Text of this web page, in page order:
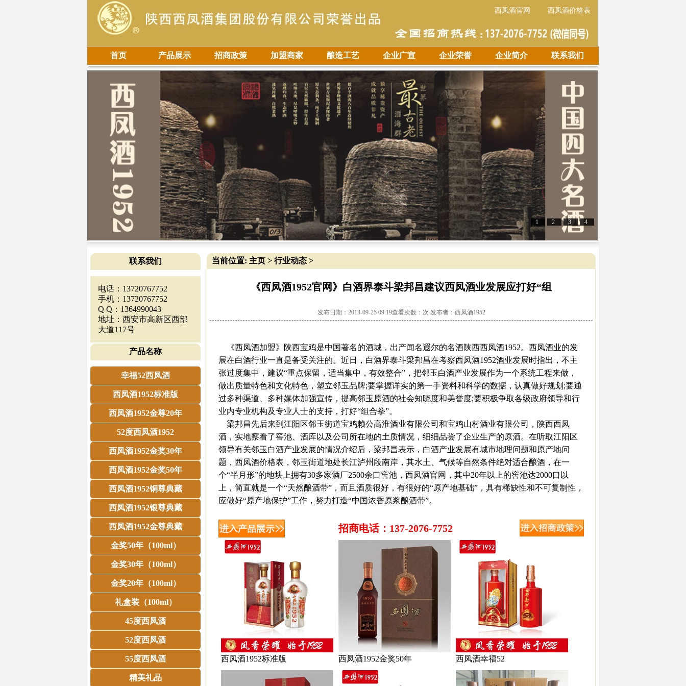
西凤酒官网 西凤酒价格表
首页 产品展示 招商政策 加盟商家 酿造工艺 企业广宣 企业荣誉 企业简介 联系我们
1 2 3 4
联系我们
电话：13720767752
手机：13720767752
Q Q：1364990043
地址：西安市高新区西部
大道117号
产品名称
幸福52西凤酒
西凤酒1952标准版
西凤酒1952金尊20年
52度西凤酒1952
西凤酒1952金奖30年
西凤酒1952金奖50年
西凤酒1952铜尊典藏
西凤酒1952银尊典藏
西凤酒1952金尊典藏
金奖50年（100ml）
金奖30年（100ml）
金奖20年（100ml）
礼盒装（100ml）
45度西凤酒
52度西凤酒
55度西凤酒
精美礼品
当前位置: 主页 > 行业动态 >
《西凤酒1952官网》白酒界泰斗梁邦昌建议西凤酒业发展应打好“组
发布日期：2013-09-25 09:19查看次数： 次 发布者： 西凤酒1952
《西凤酒加盟》陕西宝鸡是中国著名的酒城，出产闻名遐尔的名酒陕西西凤酒1952。西凤酒业的发
展在白酒行业一直是备受关注的。近日，白酒界泰斗梁邦昌在考察西凤酒1952酒业发展时指出，不主
张过度集中，建议“重点保留，适当集中，有效整合”，把邻玉白酒产业发展作为一个系统工程来做，
做出质量特色和文化特色，塑立邻玉品牌;要掌握详实的第一手资料和科学的数据，认真做好规划;要通
过多种渠道、多种媒体加强宣传，提高邻玉原酒的社会知晓度和美誉度;要积极争取各级政府领导和行
业内专业机构及专业人士的支持，打好“组合拳”。
梁邦昌先后来到江阳区邻玉街道宝鸡赖公高淮酒业有限公司和宝鸡山村酒业有限公司，陕西西凤
酒，实地察看了窖池、酒库以及公司所在地的土质情况，细细品尝了企业生产的原酒。在听取江阳区
领导有关邻玉白酒产业发展的情况介绍后，梁邦昌表示，白酒产业发展有城市地理问题和原产地问
题，西凤酒价格表，邻玉街道地处长江泸州段南岸，其水土、气候等自然条件绝对适合酿酒，在一
个“半月形”的地块上拥有30多家酒厂2500余口窖池，西凤酒官网，其中20年以上的窖池达2000口以
上，简直就是一个“天然酿酒带”，而且酒质很好，有很好的“原产地基础”，具有稀缺性和不可复制性，
应做好“原产地保护”工作，努力打造“中国浓香原浆酿酒带”。
招商电话：137-2076-7752
西凤酒1952标准版 西凤酒1952金奖50年 西凤酒幸福52